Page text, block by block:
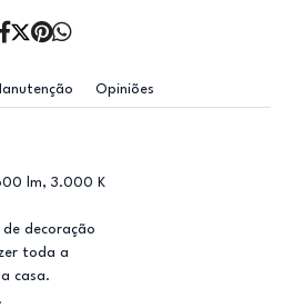
Opiniões
lm, 3.000 K
decoração
toda a
casa.